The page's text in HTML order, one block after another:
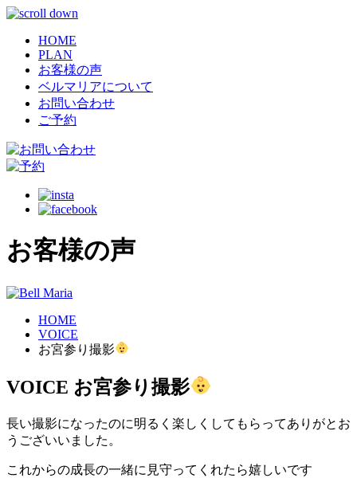
HOME
PLAN
お客様の声
ベルマリアについて
お問い合わせ
ご予約
お客様の声
HOME
VOICE
お宮参り撮影
VOICE お宮参り撮影
長い撮影になったのに明るく楽しくしてもらってありがとお
うございいました。
これからの成長の一緒に見守ってくれたら嬉しいです